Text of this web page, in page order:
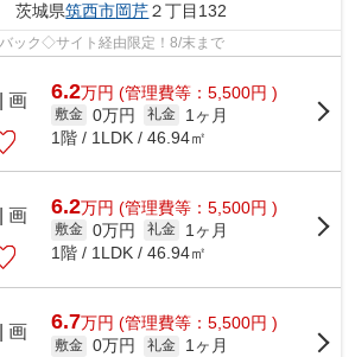
茨城県筑西市岡芹２丁目132
ック◇サイト経由限定！8/末まで
6.2万円 (管理費等：5,500円 )
敷金 0万円 礼金
1ヶ月
1階 / 1LDK / 46.94㎡
6.2万円 (管理費等：5,500円 )
敷金 0万円 礼金
1ヶ月
1階 / 1LDK / 46.94㎡
6.7万円 (管理費等：5,500円 )
敷金 0万円 礼金
1ヶ月